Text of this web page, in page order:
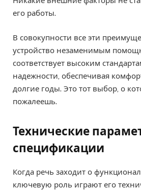
его работы.
В совокупности все эти
устройство незаменимым
соответствует высоким
надежности, обеспечивая
долгие годы. Это тот выбор, о
пожалеешь.
Технические
спецификации
Когда речь заходит о
ключевую роль играют его